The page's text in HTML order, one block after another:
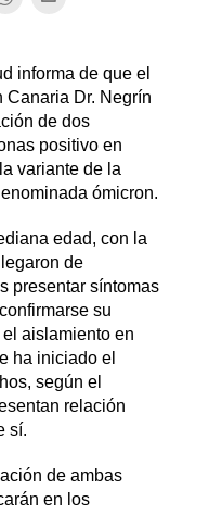
informa de que el
Canaria Dr. Negrín
de dos
positivo en
variante de la
ómicron.
edad, con la
de
presentar síntomas
su
aislamiento en
ha iniciado el
según el
relación
sí.
de ambas
en los